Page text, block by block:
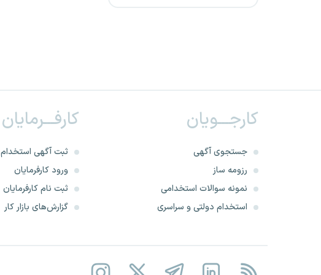
فارس
شرکت خدمات فنی برق و
صنعت رایان
شهرداری گیلان
کارجـــویان
جستجوی آگهی
رزومه ساز
نمونه سوالات استخدامی
استخدام دولتی و سراسری
کارفـــرمایان
ثبت آگهی استخدام
ورود کارفرمایان
ثبت نام کارفرمایان
گزارش‌های بازار کار